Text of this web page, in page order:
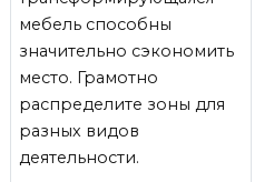
мебель способны
значительно сэкономить
место. Грамотно
распределите зоны для
разных видов
деятельности.